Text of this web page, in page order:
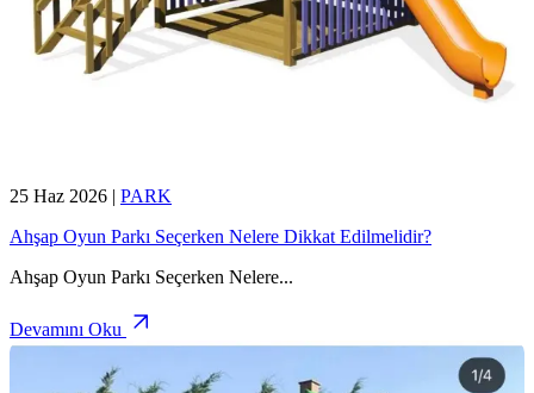
25 Haz 2026 | PARK
Ahşap Oyun Parkı Seçerken Nelere Dikkat Edilmelidir?
Ahşap Oyun Parkı Seçerken Nelere...
Devamını Oku